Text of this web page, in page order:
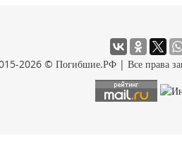
2026 © Погибшие.РФ | Все права